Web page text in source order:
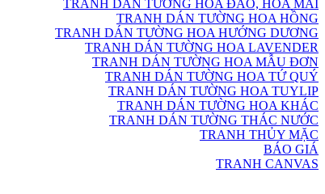
TRANH DÁN TƯỜNG HOA ĐÀO, HOA MAI
TRANH DÁN TƯỜNG HOA HỒNG
TRANH DÁN TƯỜNG HOA HƯỚNG DƯƠNG
TRANH DÁN TƯỜNG HOA LAVENDER
TRANH DÁN TƯỜNG HOA MẪU ĐƠN
TRANH DÁN TƯỜNG HOA TỨ QUÝ
TRANH DÁN TƯỜNG HOA TUYLIP
TRANH DÁN TƯỜNG HOA KHÁC
TRANH DÁN TƯỜNG THÁC NƯỚC
TRANH THỦY MẶC
BÁO GIÁ
TRANH CANVAS